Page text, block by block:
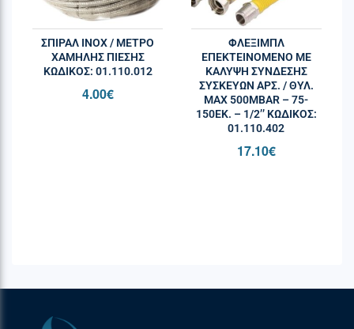
ΣΠΙΡΑΛ INOX / ΜΕΤΡΟ
ΧΑΜΗΛΗΣ ΠΙΕΣΗΣ
ΚΩΔΙΚΌΣ: 01.110.012
4.00€
ΦΛΕΞΙΜΠΛ
ΕΠΕΚΤEIΝΟΜΕΝΟ ΜΕ
ΚΑΛΥΨH ΣΥΝΔΕΣΗΣ
ΣΥΣΚΕΥΩΝ ΑΡΣ. / ΘΥΛ.
MAX 500MBAR – 75-
150ΕΚ. – 1/2’’ ΚΩΔΙΚΌΣ:
01.110.402
17.10€